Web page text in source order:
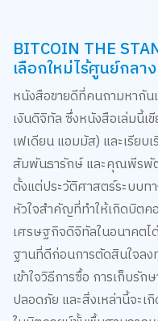
BITCOIN THE
เลือกใหม่ไร้ศูนย์กลาง
หนังสือขายดีที่คนถามหากัน
เงินดิจิทัล ซึ่งหนังสือเล่มนี้เ
เฟเดียน แอมมัส) และเรีย
สัมพันธารักษ์ และคุณพีรพั
ตั้งแต่ประวัติศาสตร์ระบบทาง
หัวใจสำคัญที่ทำให้เกิดบิต
เศรษฐกิจดิจิทัลในอนาคตไ
ฐานที่ดีก่อนการตัดสินใจล
เข้าใจวิธีการซื้อ การเก็บรั
ปลอดภัย และสิ่งเหล่านี้จะเกิ
ในบิตคอยน์ขั้นพื้นฐานจาก